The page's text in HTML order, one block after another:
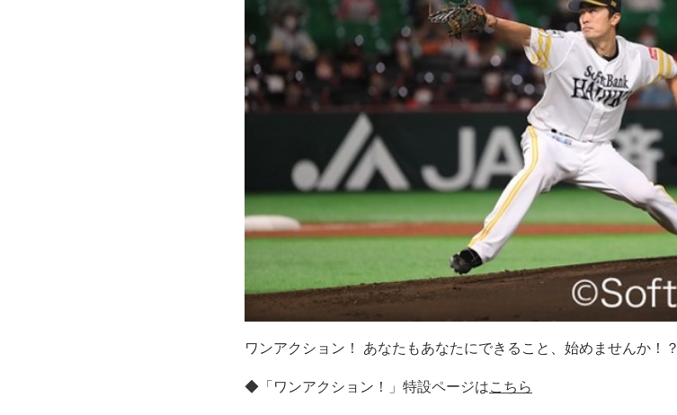
ワンアクション！ あなたもあなたにできること、始めませんか！？
◆「ワンアクション！」特設ページはこちら